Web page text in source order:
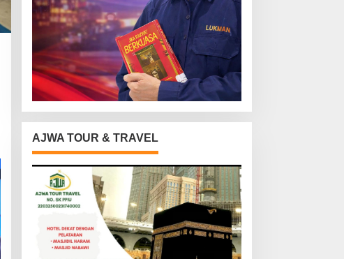
AJWA TOUR & TRAVEL